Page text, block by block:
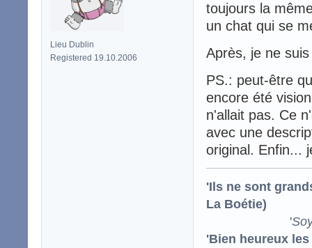
Lieu Dublin
Registered 19.10.2006
toujours la
un chat qui se
Après, je ne
PS.: peut-être
encore été
n'allait pas. Ce
avec une
original. Enfin...
'Ils ne sont
La Boétie)
'
'Bien heureux